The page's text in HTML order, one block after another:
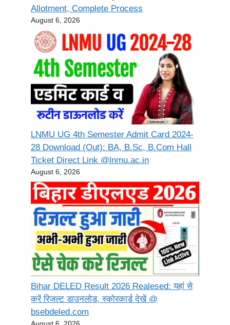
Allotment, Complete Process
August 6, 2026
LNMU UG 4th Semester Admit Card 2024-
28 Download (Out): BA, B.Sc, B.Com Hall
Ticket Direct Link @lnmu.ac.in
August 6, 2026
Bihar DELED Result 2026 Realesed: यहां से
करें रिजल्ट डाउनलोड, स्कोरकार्ड देखें @
bsebdeled.com
August 6, 2026